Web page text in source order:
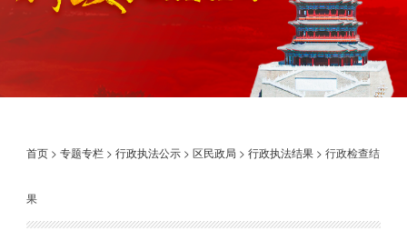
首页 >专题专栏 >行政执法公示 >区民政局 >行政执法结果 >行政检查结
果